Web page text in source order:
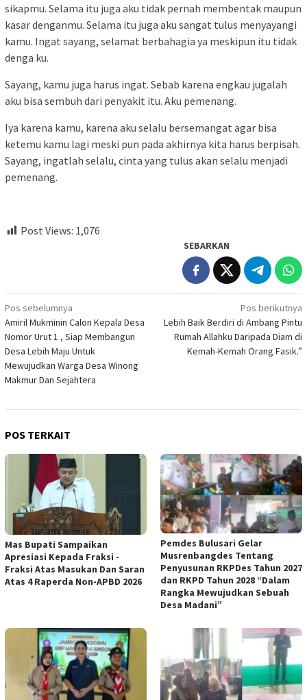
sikapmu. Selama itu juga aku tidak pernah membentak maupun
kasar denganmu. Selama itu juga aku sangat tulus menyayangi
kamu. Ingat sayang, selamat berbahagia ya meskipun itu tidak
denga ku.
Sayang, kamu juga harus ingat. Sebab karena engkau jugalah
aku bisa sembuh dari penyakit itu. Aku pemenang.
Iya karena kamu, karena aku selalu bersemangat agar bisa
ketemu kamu lagi meski pun pada akhirnya kita harus berpisah.
Sayang, ingatlah selalu, cinta yang tulus akan selalu menjadi
pemenang.
Post Views: 1,076
SEBARKAN
Navigasi
pos
Pos sebelumnya
Amiril Mukminin Calon Kepala Desa
Nomor Urut 1 , Siap Membangun
Desa Lebih Maju Untuk
Mewujudkan Warga Desa Winong
Makmur Dan Sejahtera
Pos berikutnya
Lebih Baik Berdiri di Ambang Pintu
Rumah Allahku Daripada Diam di
Kemah-Kemah Orang Fasik.”
POS TERKAIT
Mas Bupati Sampaikan
Apresiasi Kepada Fraksi -
Fraksi Atas Masukan Dan Saran
Atas 4 Raperda Non-APBD 2026
Pemdes Bulusari Gelar
Musrenbangdes Tentang
Penyusunan RKPDes Tahun 2027
dan RKPD Tahun 2028 “Dalam
Rangka Mewujudkan Sebuah
Desa Madani”